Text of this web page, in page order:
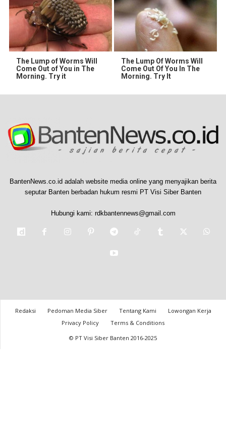
The Lump of Worms Will
Come Out of You in The
Morning. Try it
The Lump Of Worms Will
Come Out Of You In The
Morning. Try It
BantenNews.co.id adalah website media online yang menyajikan berita
seputar Banten berbadan hukum resmi PT Visi Siber Banten
Hubungi kami: rdkbantennews@gmail.com
Redaksi Pedoman Media Siber Tentang Kami
Lowongan Kerja
Privacy Policy
Terms & Conditions
© PT Visi Siber Banten 2016-2025